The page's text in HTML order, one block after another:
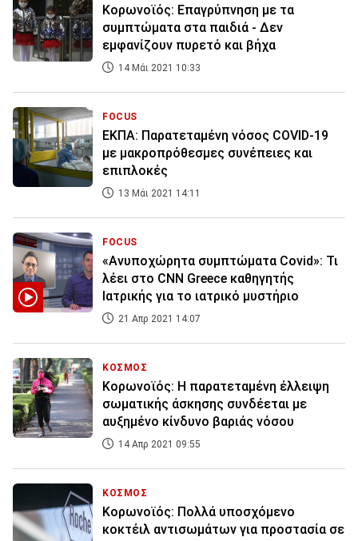
Κορωνοϊός: Επαγρύπνηση με τα
συμπτώματα στα παιδιά - Δεν
εμφανίζουν πυρετό και βήχα
14 Μάι 2021 10:33
FOCUS
ΕΚΠΑ: Παρατεταμένη νόσος COVID-19
με μακροπρόθεσμες συνέπειες και
επιπλοκές
13 Μάι 2021 14:11
FOCUS
«Ανυποχώρητα συμπτώματα Covid»: Τι
λέει στο CNN Greece καθηγητής
Iατρικής για το ιατρικό μυστήριο
21 Απρ 2021 14:07
ΚΟΣΜΟΣ
Κορωνοϊός: Η παρατεταμένη έλλειψη
σωματικής άσκησης συνδέεται με
αυξημένο κίνδυνο βαριάς νόσου
14 Απρ 2021 09:55
ΚΟΣΜΟΣ
Κορωνοϊός: Πολλά υποσχόμενο
κοκτέιλ αντισωμάτων για προστασία σε